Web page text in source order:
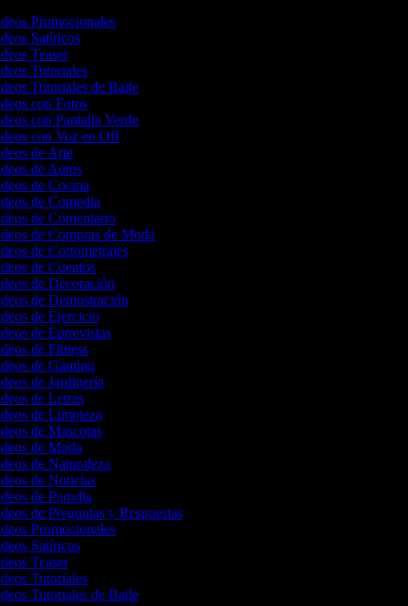
Promocionales
Satíricos
Teaser
Tutoriales
Tutoriales de Baile
con Fotos
con Pantalla Verde
con Voz en Off
de Arte
de Autos
de Cocina
de Comedia
de Comentario
de Compras de Moda
de Cortometrajes
de Cuentos
de Decoración
de Demostración
de Ejercicio
de Entrevistas
de Fitness
de Gaming
de Jardinería
de Letras
de Limpieza
de Mascotas
de Moda
de Naturaleza
de Noticias
de Parodia
de Preguntas y Respuestas
Promocionales
Satíricos
Teaser
Tutoriales
Tutoriales de Baile